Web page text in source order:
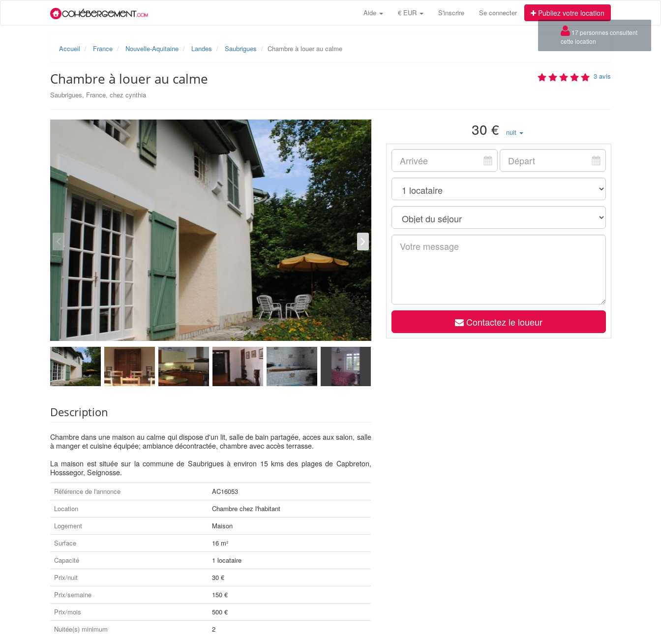
Aide € EUR S'inscrire Se connecter Publiez votre location
Accueil France Nouvelle-Aquitaine Landes Saubrigues Chambre à louer au calme
Chambre à louer au calme
Saubrigues, France, chez cynthia
3 avis
30 € nuit
Contactez le loueur
Description
Chambre dans une maison au calme qui dispose d'un lit, salle de bain partagée, acces aux salon, salle
à manger et cuisine équipée; ambiance décontractée, chambre avec accès terrasse.
La maison est située sur la commune de Saubrigues à environ 15 kms des plages de Capbreton,
Hosssegor, Seignosse.
Référence de l'annonce
AC16053
Location
Chambre chez l'habitant
Logement
Maison
Surface
16 m²
Capacité
1 locataire
Prix/nuit
30 €
Prix/semaine
150 €
Prix/mois
500 €
Nuitée(s) minimum
2
×
17 personnes consultent
cette location